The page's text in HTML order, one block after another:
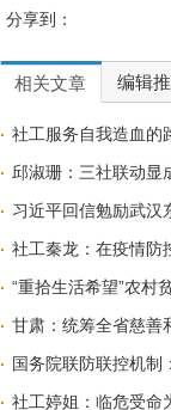
分享到：
相关文章 编辑
社工服务自我造血
邱淑珊：三社联动显
习近平回信勉励武汉
社工秦龙：在疫情防
“重拾生活希望”农村
甘肃：统筹全省慈善
国务院联防联控机制
社工婷姐：临危受命